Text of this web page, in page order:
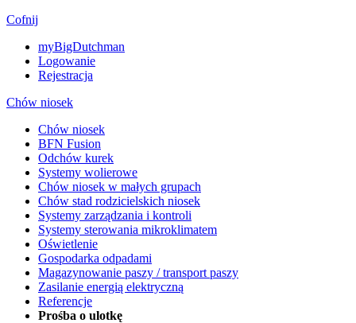
Cofnij
myBigDutchman
Logowanie
Rejestracja
Chów niosek
Chów niosek
BFN Fusion
Odchów kurek
Systemy wolierowe
Chów niosek w małych grupach
Chów stad rodzicielskich niosek
Systemy zarządzania i kontroli
Systemy sterowania mikroklimatem
Oświetlenie
Gospodarka odpadami
Magazynowanie paszy / transport paszy
Zasilanie energią elektryczną
Referencje
Prośba o ulotkę